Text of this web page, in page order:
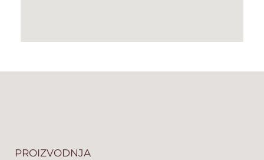
PROIZVODNJA